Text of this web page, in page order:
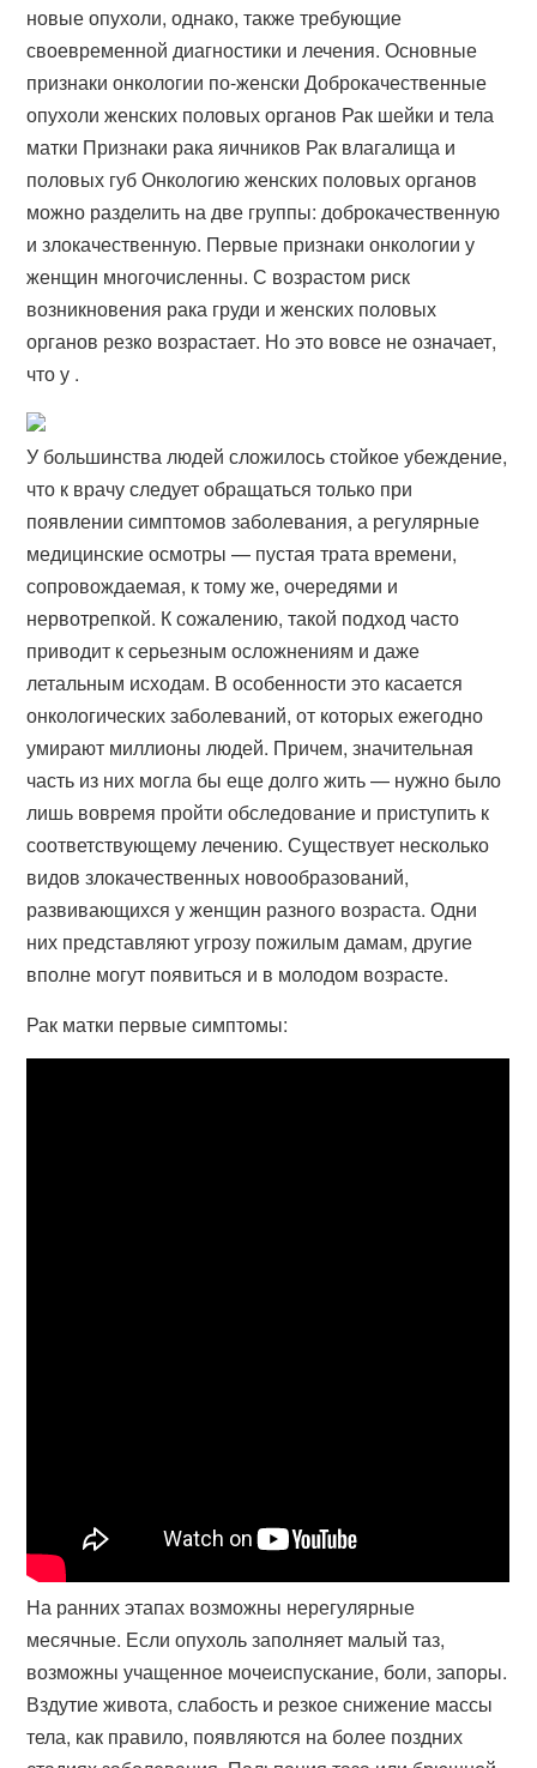
новые опухоли, однако, также требующие
своевременной диагностики и лечения. Основные
признаки онкологии по-женски Доброкачественные
опухоли женских половых органов Рак шейки и тела
матки Признаки рака яичников Рак влагалища и
половых губ Онкологию женских половых органов
можно разделить на две группы: доброкачественную
и злокачественную. Первые признаки онкологии у
женщин многочисленны. С возрастом риск
возникновения рака груди и женских половых
органов резко возрастает. Но это вовсе не означает,
что у .
У большинства людей сложилось стойкое убеждение,
что к врачу следует обращаться только при
появлении симптомов заболевания, а регулярные
медицинские осмотры — пустая трата времени,
сопровождаемая, к тому же, очередями и
нервотрепкой. К сожалению, такой подход часто
приводит к серьезным осложнениям и даже
летальным исходам. В особенности это касается
онкологических заболеваний, от которых ежегодно
умирают миллионы людей. Причем, значительная
часть из них могла бы еще долго жить — нужно было
лишь вовремя пройти обследование и приступить к
соответствующему лечению. Существует несколько
видов злокачественных новообразований,
развивающихся у женщин разного возраста. Одни
них представляют угрозу пожилым дамам, другие
вполне могут появиться и в молодом возрасте.
Рак матки первые симптомы:
На ранних этапах возможны нерегулярные
месячные. Если опухоль заполняет малый таз,
возможны учащенное мочеиспускание, боли, запоры.
Вздутие живота, слабость и резкое снижение массы
тела, как правило, появляются на более поздних